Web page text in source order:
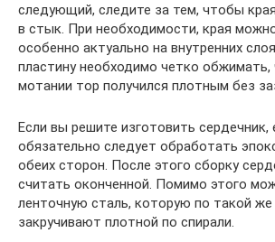
следующий, следите за тем, чтобы
в стык. При необходимости, края
особенно актуально на внутренних
пластину необходимо четко
мотании тор получился плотным без
Если вы решите изготовить сердечник,
обязательно следует обработать
обеих сторон. После этого сборку
считать оконченной. Помимо этого
ленточную сталь, которую по такой же
закручивают плотной по спирали.